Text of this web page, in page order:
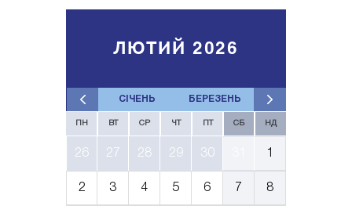
СІЧЕНЬ БЕРЕЗЕНЬ
ЛЮТИЙ 2026
ПН ВТ СР ЧТ СБ НД
26 27 28 29 30
2 3 4 5 6 7 8